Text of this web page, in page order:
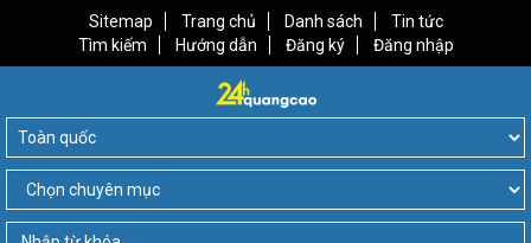
Sitemap Trang chủ Danh sách
Tin tức
Tìm kiếm
Hướng dẫn Đăng ký Đăng nhập